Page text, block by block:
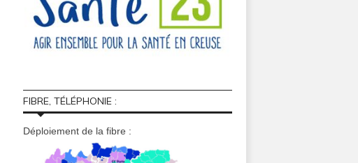
FIBRE, TÉLÉPHONIE :
Déploiement de la fibre :